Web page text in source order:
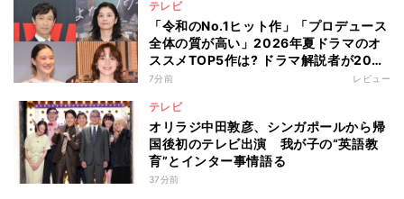
テレビ
「令和のNo.1ヒット作」「プロデュース
全体の質が高い」2026年夏ドラマのオ
ススメTOP5作は? ドラマ解説者が20作
の傾向を“視聴率無視”で徹底分析
7分前 レビュー
テレビ
オリラジ中田敦彦、シンガポールから帰
国後初のテレビ出演 我が子の“英語教
育”とインター事情語る
37分前